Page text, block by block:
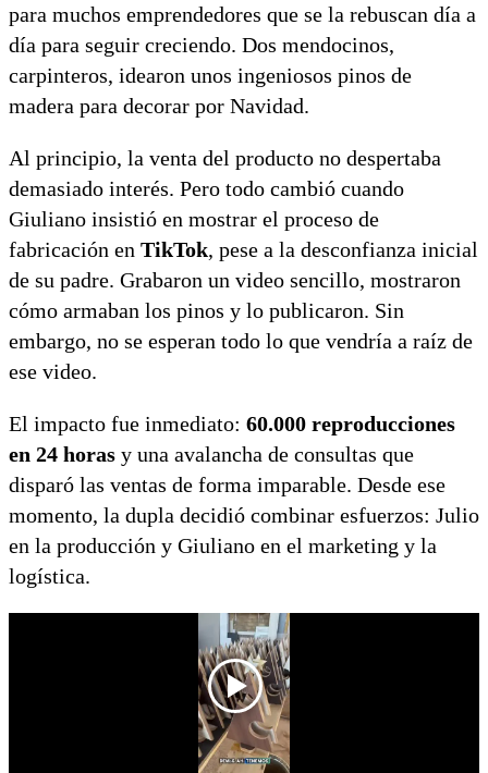
para muchos emprendedores que se la rebuscan día a
día para seguir creciendo. Dos mendocinos,
carpinteros, idearon unos ingeniosos pinos de
madera para decorar por Navidad.
Al principio, la venta del producto no despertaba
demasiado interés. Pero todo cambió cuando
Giuliano insistió en mostrar el proceso de
fabricación en TikTok, pese a la desconfianza inicial
de su padre. Grabaron un video sencillo, mostraron
cómo armaban los pinos y lo publicaron. Sin
embargo, no se esperan todo lo que vendría a raíz de
ese video.
El impacto fue inmediato: 60.000 reproducciones
en 24 horas y una avalancha de consultas que
disparó las ventas de forma imparable. Desde ese
momento, la dupla decidió combinar esfuerzos: Julio
en la producción y Giuliano en el marketing y la
logística.